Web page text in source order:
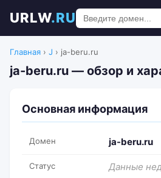
URLW.RU
Главная › J › ja-beru.ru
ja-beru.ru — обзор и
Основная информация
Домен ja-beru.ru
Статус Данные